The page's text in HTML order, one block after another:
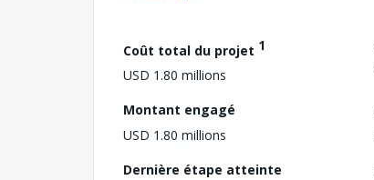
Coût total du projet 1
USD 1.80 millions
Montant engagé
USD 1.80 millions
Dernière étape atteinte